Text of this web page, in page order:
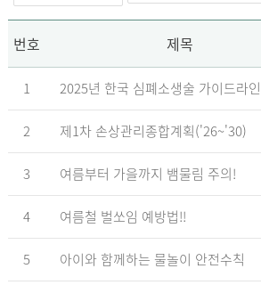
번호 제목
1 2025년 한국 심폐소생술 가이드라인
2 제1차 손상관리종합계획('26~'30)
3 여름부터 가을까지 뱀물림 주의!
4 여름철 벌쏘임 예방법!!
5 아이와 함께하는 물놀이 안전수칙